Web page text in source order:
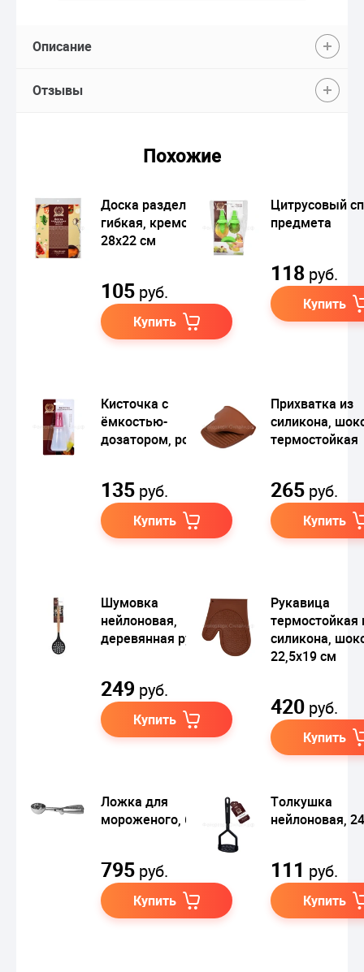
Описание
Отзывы
Похожие
Доска разделочная
гибкая, кремовый,
28х22 см
105 руб.
Купить
Цитрусовый
предмета
118 руб.
Купить
Кисточка с
ёмкостью-
дозатором, розовый
135 руб.
Купить
Прихватка из
силикона,
термостойкая
265 руб.
Купить
Шумовка
нейлоновая,
деревянная ручка
249 руб.
Купить
Рукавица
термостойкая
силикона,
22,5х19 см
420 руб.
Купить
Ложка для
мороженого, 60 мм
795 руб.
Купить
Толкушка
нейлоновая,
111 руб.
Купить